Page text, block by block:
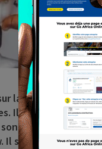
la liste, quatre (4)
Il s’agit de
DJ
déjà calés pour
s’agit de Gros